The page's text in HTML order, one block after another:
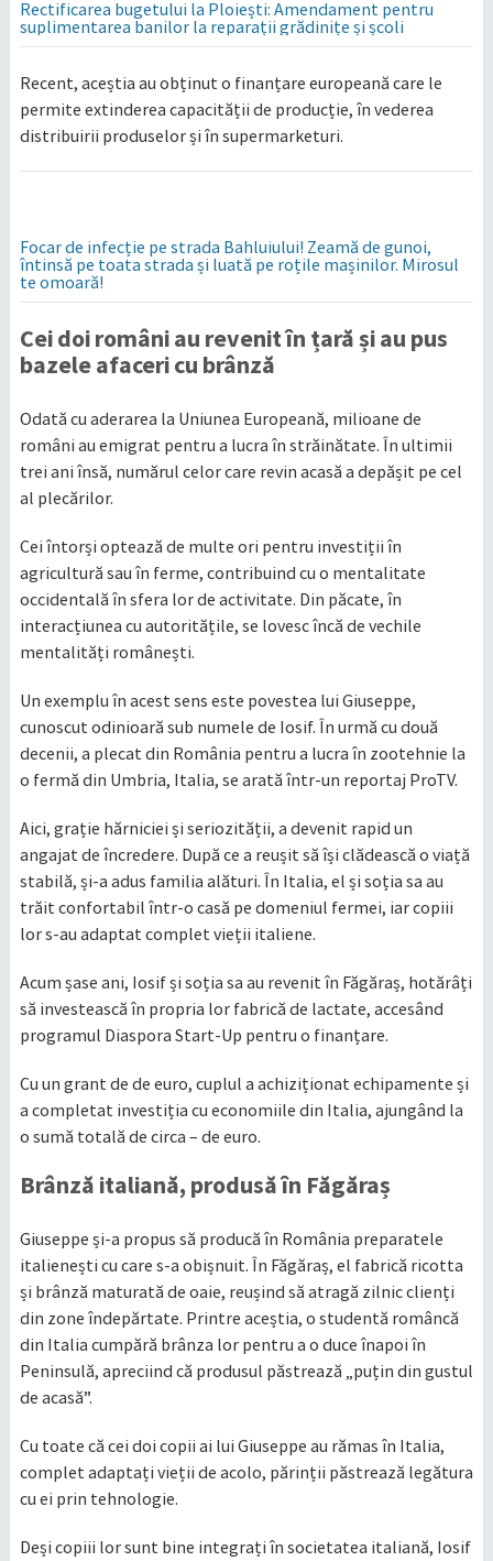
Rectificarea bugetului la Ploiești: Amendament pentru
suplimentarea banilor la reparații grădinițe și școli
Recent, aceștia au obținut o finanțare europeană care le
permite extinderea capacității de producție, în vederea
distribuirii produselor și în supermarketuri.
Focar de infecție pe strada Bahluiului! Zeamă de gunoi,
întinsă pe toata strada și luată pe roțile mașinilor. Mirosul
te omoară!
Cei doi români au revenit în țară și au pus
bazele afaceri cu brânză
Odată cu aderarea la Uniunea Europeană, milioane de
români au emigrat pentru a lucra în străinătate. În ultimii
trei ani însă, numărul celor care revin acasă a depășit pe cel
al plecărilor.
Cei întorși optează de multe ori pentru investiții în
agricultură sau în ferme, contribuind cu o mentalitate
occidentală în sfera lor de activitate. Din păcate, în
interacțiunea cu autoritățile, se lovesc încă de vechile
mentalități românești.
Un exemplu în acest sens este povestea lui Giuseppe,
cunoscut odinioară sub numele de Iosif. În urmă cu două
decenii, a plecat din România pentru a lucra în zootehnie la
o fermă din Umbria, Italia, se arată într-un reportaj ProTV.
Aici, grație hărniciei și seriozității, a devenit rapid un
angajat de încredere. După ce a reușit să își clădească o viață
stabilă, și-a adus familia alături. În Italia, el și soția sa au
trăit confortabil într-o casă pe domeniul fermei, iar copiii
lor s-au adaptat complet vieții italiene.
Acum șase ani, Iosif și soția sa au revenit în Făgăraș, hotărâți
să investească în propria lor fabrică de lactate, accesând
programul Diaspora Start-Up pentru o finanțare.
Cu un grant de de euro, cuplul a achiziționat echipamente și
a completat investiția cu economiile din Italia, ajungând la
o sumă totală de circa – de euro.
Brânză italiană, produsă în Făgăraș
Giuseppe și-a propus să producă în România preparatele
italienești cu care s-a obișnuit. În Făgăraș, el fabrică ricotta
și brânză maturată de oaie, reușind să atragă zilnic clienți
din zone îndepărtate. Printre aceștia, o studentă româncă
din Italia cumpără brânza lor pentru a o duce înapoi în
Peninsulă, apreciind că produsul păstrează „puțin din gustul
de acasă”.
Cu toate că cei doi copii ai lui Giuseppe au rămas în Italia,
complet adaptați vieții de acolo, părinții păstrează legătura
cu ei prin tehnologie.
Deși copiii lor sunt bine integrați în societatea italiană, Iosif